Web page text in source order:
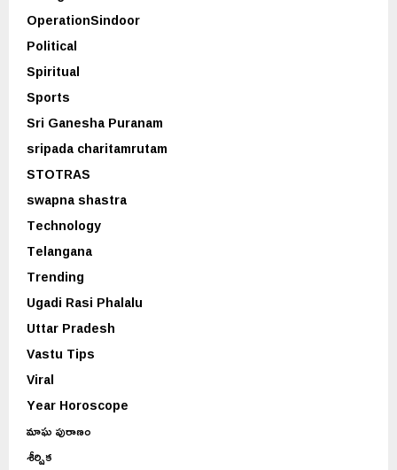
OperationSindoor
Political
Spiritual
Sports
Sri Ganesha Puranam
sripada charitamrutam
STOTRAS
swapna shastra
Technology
Telangana
Trending
Ugadi Rasi Phalalu
Uttar Pradesh
Vastu Tips
Viral
Year Horoscope
మాఘ పురాణం
శీర్షిక